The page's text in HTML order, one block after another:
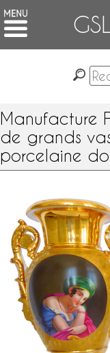
Manufacture
de grands
porcelaine